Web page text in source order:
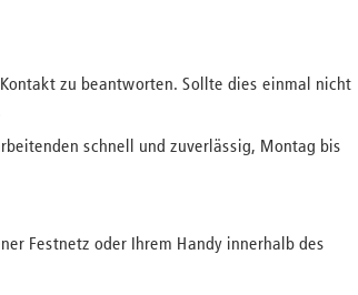
zu beantworten. Sollte dies einmal nicht
schnell und zuverlässig, Montag bis
Festnetz oder Ihrem Handy innerhalb des